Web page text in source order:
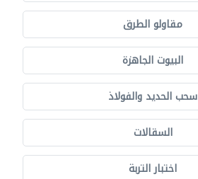
مقاولو الطرق
البيوت الجاهزة
سحب الحديد والفولاذ
السقالات
اختبار التربة